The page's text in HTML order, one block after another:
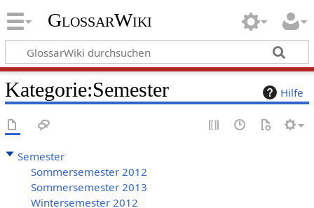
GlossarWiki
Hilfe
Kategorie:Semester
Semester
Sommersemester 2012
Sommersemester 2013
Wintersemester 2012